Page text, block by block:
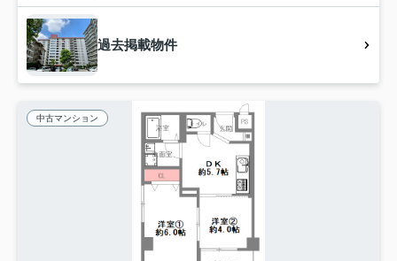
過去掲載物件
中古マンション